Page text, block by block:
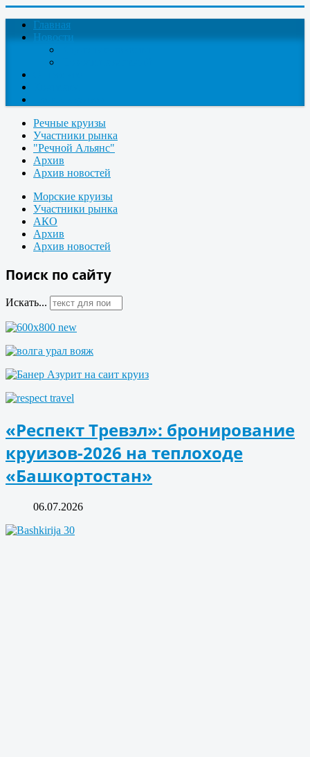
Главная
Новости
Речные круизы
Участники рынка
"Речной Альянс"
Архив
Архив новостей
Морские круизы
Участники рынка
АКО
Архив
Архив новостей
Поиск по сайту
Искать...
«Респект Тревэл»: бронирование
круизов-2026 на теплоходе
«Башкортостан»
06.07.2026